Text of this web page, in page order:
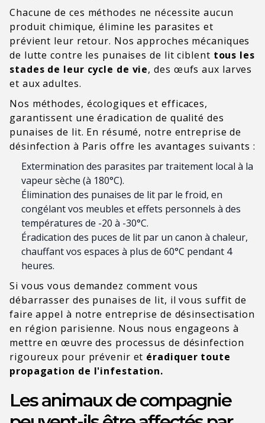
Chacune de ces méthodes ne nécessite aucun
produit chimique, élimine les parasites et
prévient leur retour. Nos approches mécaniques
de lutte contre les punaises de lit ciblent tous les
stades de leur cycle de vie, des œufs aux larves
et aux adultes.
Nos méthodes, écologiques et efficaces,
garantissent une éradication de qualité des
punaises de lit. En résumé, notre entreprise de
désinfection à Paris offre les avantages suivants :
Extermination des parasites par traitement local à la
vapeur sèche (à 180°C).
Élimination des punaises de lit par le froid, en
congélant vos meubles et effets personnels à des
températures de -20 à -30°C.
Éradication des puces de lit par un canon à chaleur,
chauffant vos espaces à plus de 60°C pendant 4
heures.
Si vous vous demandez comment vous
débarrasser des punaises de lit, il vous suffit de
faire appel à notre entreprise de désinsectisation
en région parisienne. Nous nous engageons à
mettre en œuvre des processus de désinfection
rigoureux pour prévenir et éradiquer toute
propagation de l'infestation.
Les animaux de compagnie